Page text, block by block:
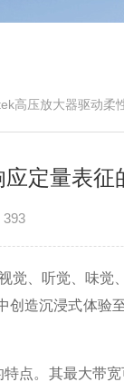
高压放大器驱动柔
定量表征
、听觉、味觉
造沉浸式体验
点。其最大带宽